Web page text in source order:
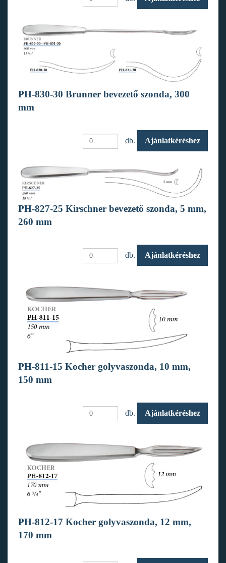
PH-830-30 Brunner bevezető szonda, 300
mm
db. Ajánlatkéréshez
PH-827-25 Kirschner bevezető szonda, 5 mm,
260 mm
db. Ajánlatkéréshez
PH-811-15 Kocher golyvaszonda, 10 mm,
150 mm
db. Ajánlatkéréshez
PH-812-17 Kocher golyvaszonda, 12 mm,
170 mm